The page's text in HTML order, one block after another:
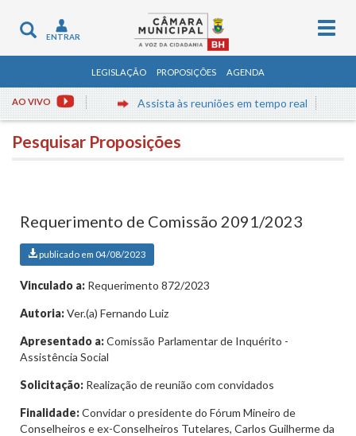
Toggle
navigation
ENTRAR
LEGISLAÇÃO PROPOSIÇÕES AGENDA
AO VIVO Assista às reuniões em tempo real
Pesquisar Proposições
Requerimento de Comissão 2091/2023
publicado em 04/08/2023
Vinculado a: Requerimento 872/2023
Autoria:Ver.(a) Fernando Luiz
Apresentado a:Comissão Parlamentar de Inquérito -
Assistência Social
Solicitação: Realização de reunião com convidados
Finalidade:Convidar o presidente do Fórum Mineiro de
Conselheiros e ex-Conselheiros Tutelares, Carlos Guilherme da